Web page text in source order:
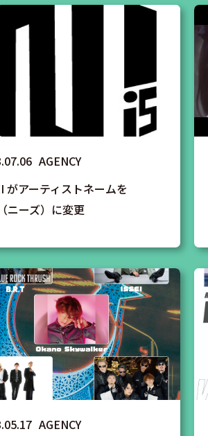
AGENCY
がアーティストネームを
ニーズ）に変更
AGENCY